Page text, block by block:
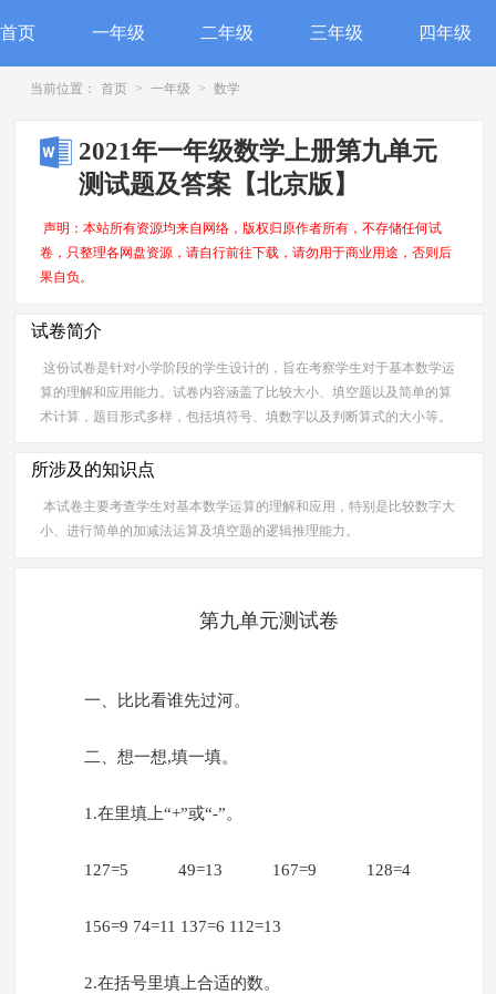
首页 一年级 二年级 三年级 四年级
当前位置： 首页 > 一年级 > 数学
2021年一年级数学上册第九单元
测试题及答案【北京版】
声明：本站所有资源均来自网络，版权归原作者所有，不存储任何试
卷，只整理各网盘资源，请自行前往下载，请勿用于商业用途，否则后
果自负。
试卷简介
这份试卷是针对小学阶段的学生设计的，旨在考察学生对于基本数学运
算的理解和应用能力。试卷内容涵盖了比较大小、填空题以及简单的算
术计算，题目形式多样，包括填符号、填数字以及判断算式的大小等。
所涉及的知识点
本试卷主要考查学生对基本数学运算的理解和应用，特别是比较数字大
小、进行简单的加减法运算及填空题的逻辑推理能力。
第九单元测试卷
一、比比看谁先过河。
二、想一想,填一填。
1.在里填上“+”或“-”。
127=5 49=13 167=9 128=4
156=9 74=11 137=6 112=13
2.在括号里填上合适的数。